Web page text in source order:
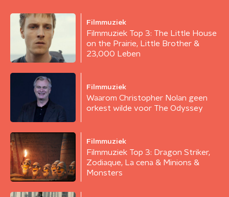
Filmmuziek
Filmmuziek Top 3: The Little House
on the Prairie, Little Brother &
23,000 Leben
Filmmuziek
Waarom Christopher Nolan geen
orkest wilde voor The Odyssey
Filmmuziek
Filmmuziek Top 3: Dragon Striker,
Zodiaque, La cena & Minions &
Monsters